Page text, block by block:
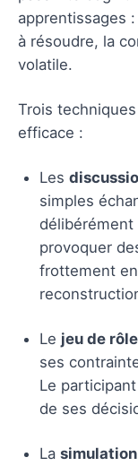
apprentissages
à résoudre, la
volatile.
Trois
efficace :
Les
simples
provoquer
frottement
Le jeu de rôle
ses
Le
de ses
La simulation